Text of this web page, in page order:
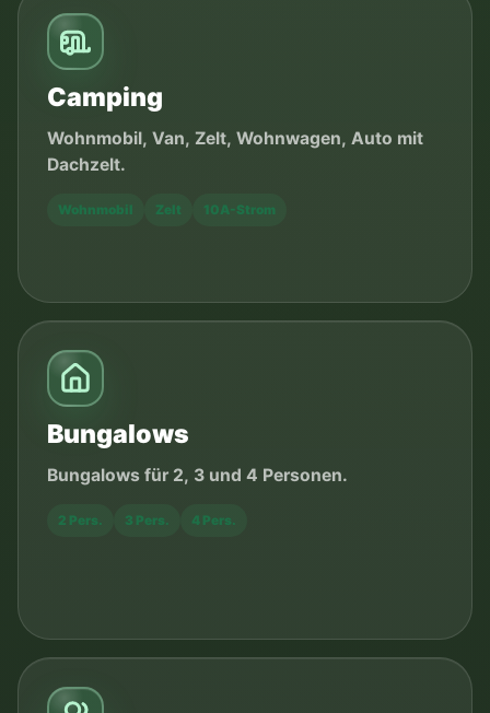
Camping
Wohnmobil, Van, Zelt, Wohnwagen, Auto mit
Dachzelt.
Wohnmobil Zelt 10A-Strom
Bungalows
Bungalows für 2, 3 und 4 Personen.
2 Pers. 3 Pers. 4 Pers.